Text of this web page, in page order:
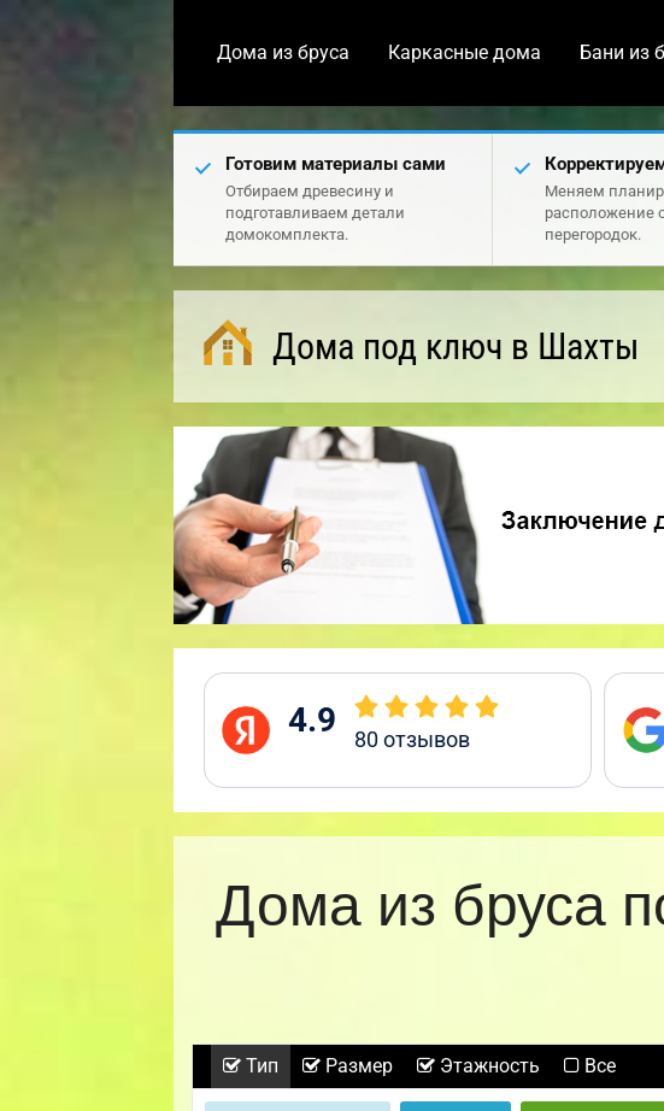
Дома из бруса Каркасные дома Бани из
Готовим материалы сами
Отбираем древесину и
подготавливаем детали
домокомплекта.
Меняем
расположение
перегородок.
Дома под ключ в Шахты
4.9 80отзывов
Дома из бруса
Тип Размер Этажность Все